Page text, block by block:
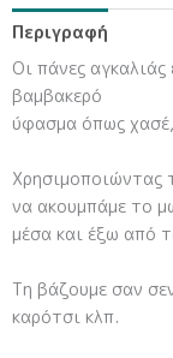
Περιγραφή
Οι πάνες
βαμβακερό
ύφασμα όπως
Χρησιμοποιώντας
να ακουμπάμε το
μέσα και έξω από
Τη βάζουμε σαν
καρότσι κλπ.